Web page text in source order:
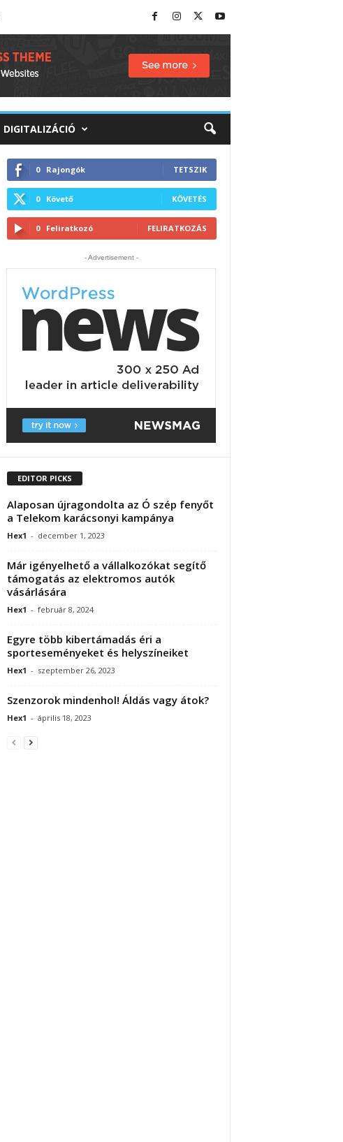
DIGITALIZÁCIÓ
0 Rajongók TETSZIK
0 Követő KÖVETÉS
0 Feliratkozó FELIRATKOZÁS
- Advertisement -
EDITOR PICKS
Alaposan újragondolta az Ó szép fenyőt
a Telekom karácsonyi kampánya
Hex1 - december 1, 2023
Már igényelhető a vállalkozókat segítő
támogatás az elektromos autók
vásárlására
Hex1 - február 8, 2024
Egyre több kibertámadás éri a
sporteseményeket és helyszíneiket
Hex1 - szeptember 26, 2023
Szenzorok mindenhol! Áldás vagy átok?
Hex1 - április 18, 2023